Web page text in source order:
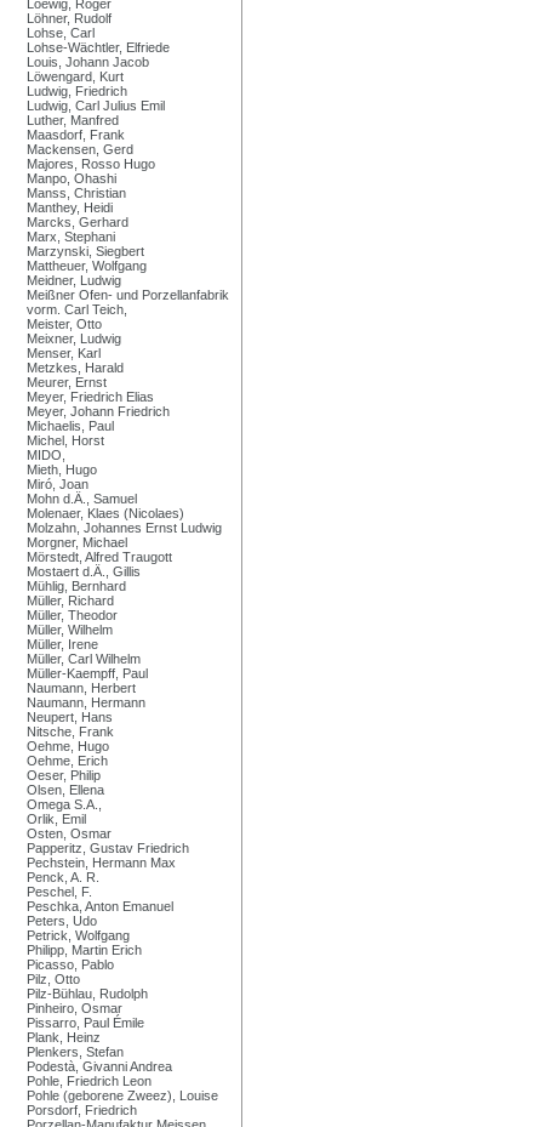
Loewig, Roger
Löhner, Rudolf
Lohse, Carl
Lohse-Wächtler, Elfriede
Louis, Johann Jacob
Löwengard, Kurt
Ludwig, Friedrich
Ludwig, Carl Julius Emil
Luther, Manfred
Maasdorf, Frank
Mackensen, Gerd
Majores, Rosso Hugo
Manpo, Ohashi
Manss, Christian
Manthey, Heidi
Marcks, Gerhard
Marx, Stephani
Marzynski, Siegbert
Mattheuer, Wolfgang
Meidner, Ludwig
Meißner Ofen- und Porzellanfabrik
vorm. Carl Teich,
Meister, Otto
Meixner, Ludwig
Menser, Karl
Metzkes, Harald
Meurer, Ernst
Meyer, Friedrich Elias
Meyer, Johann Friedrich
Michaelis, Paul
Michel, Horst
MIDO,
Mieth, Hugo
Miró, Joan
Mohn d.Ä., Samuel
Molenaer, Klaes (Nicolaes)
Molzahn, Johannes Ernst Ludwig
Morgner, Michael
Mörstedt, Alfred Traugott
Mostaert d.Ä., Gillis
Mühlig, Bernhard
Müller, Richard
Müller, Theodor
Müller, Wilhelm
Müller, Irene
Müller, Carl Wilhelm
Müller-Kaempff, Paul
Naumann, Herbert
Naumann, Hermann
Neupert, Hans
Nitsche, Frank
Oehme, Hugo
Oehme, Erich
Oeser, Philip
Olsen, Ellena
Omega S.A.,
Orlik, Emil
Osten, Osmar
Papperitz, Gustav Friedrich
Pechstein, Hermann Max
Penck, A. R.
Peschel, F.
Peschka, Anton Emanuel
Peters, Udo
Petrick, Wolfgang
Philipp, Martin Erich
Picasso, Pablo
Pilz, Otto
Pilz-Bühlau, Rudolph
Pinheiro, Osmar
Pissarro, Paul Émile
Plank, Heinz
Plenkers, Stefan
Podestà, Givanni Andrea
Pohle, Friedrich Leon
Pohle (geborene Zweez), Louise
Porsdorf, Friedrich